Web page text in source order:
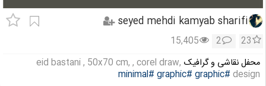
seyed mehdi kamyab sharifi
23
2
15,405
محفل نقاشی و گرافیک eid bastani , 50x70 cm, , corel draw,
#graphic
#graphic design
#minimal